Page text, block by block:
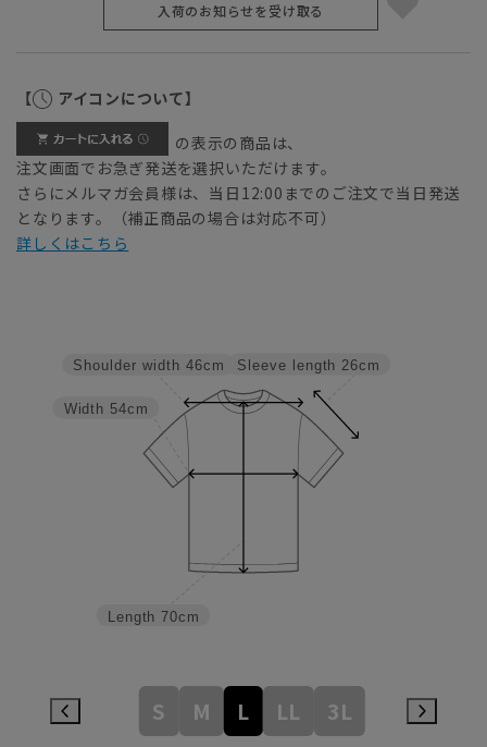
入荷のお知らせを受け取る
【 アイコンについて】
の表示の商品は、
注文画面でお急ぎ発送を選択いただけます。
さらにメルマガ会員様は、当日12:00までのご注文で当日発送
となります。（補正商品の場合は対応不可）
詳しくはこちら
Sleeve length 26cm
Length 70cm
Width 54cm
Shoulder width 46cm
S M L LL 3L